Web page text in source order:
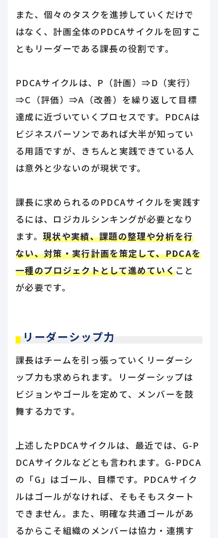
また、個々のタスクを進捗していくだけで
はなく、計画全体のPDCAサイクルを回すこ
ともリーダーである課長の役割です。
PDCAサイクルは、P（計画）⇒D（実行）
⇒C（評価）⇒A（改善）を繰り返して目標
達成に近づいていくプロセスです。PDCAは
ビジネスパーソンであれば大半が知ってい
る用語ですが、きちんと実践できている人
は意外と少ないのが現状です。
課長に求められるのPDCAサイクルを実践す
るには、ロジカルシンキングが必要となり
ます。現状や実績、課題の整理や分析を行
ない、対策・実行計画を策定して、PDCAを
一種のプロジェクトとして進めていくこと
が必要です。
リーダーシップ力
課長はチームを引っ張っていくリーダーシ
ップ力も求められます。リーダーシップは
ビジョンやゴールを定めて、メンバーを鼓
舞する力です。
上述したPDCAサイクルは、最近では、G-P
DCAサイクルなどとも言われます。G-PDCA
の「G」はゴール、目標です。PDCAサイク
ルはゴールがなければ、そもそもスタート
できません。また、明確な共通ゴールがあ
るからこそ組織のメンバーは協力・連携す